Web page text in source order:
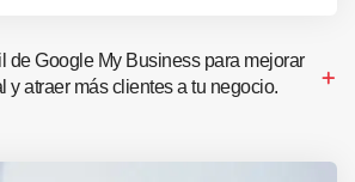
de Google My Business para mejorar
y atraer más clientes a tu negocio.